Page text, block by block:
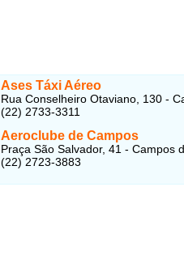
Ases Táxi Aéreo
Rua Conselheiro Otaviano, 130 -
(22) 2733-3311
Aeroclube de Campos
Praça São Salvador, 41 - Campos
(22) 2723-3883